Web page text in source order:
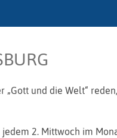
„Gott und die Welt“
2. Mittwoch im